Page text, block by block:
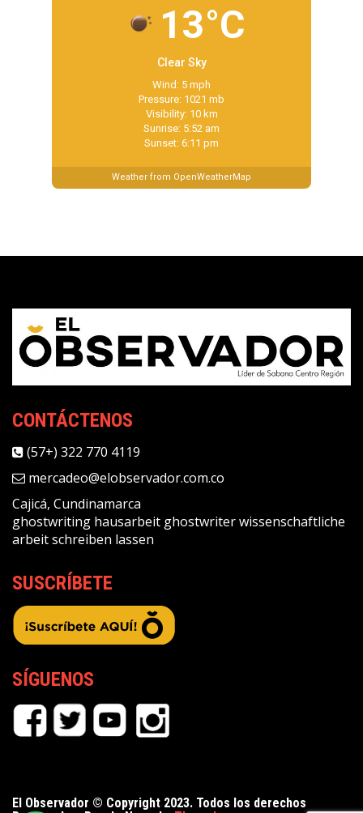
13°C
Clear Sky
Wind: 5 mph
Pressure: 1021 mb
Visibility: 10 km
Sunrise: 5:52 am
Sunset: 6:11 pm
Weather from OpenWeatherMap
CONTÁCTENOS
(57+) 322 770 4119
mercadeo@elobservador.com.co
Cajicá, Cundinamarca
ghostwriting hausarbeit ghostwriterwissenschaftliche
arbeit schreiben lassen
SUSCRÍBETE
SÍGUENOS
El Observador © Copyright 2023. Todos los derechos